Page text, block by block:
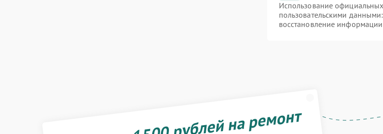
Использование
пользовательскими
восстановление